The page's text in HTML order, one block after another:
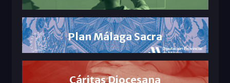
Plan Málaga Sacra
Cáritas Diocesana